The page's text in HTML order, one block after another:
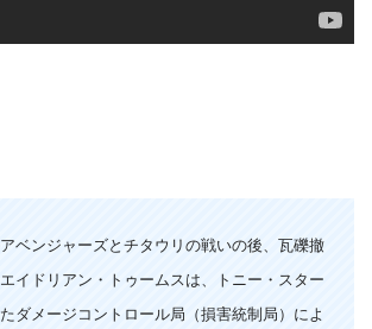
ベンジャーズとチタウリの戦いの後、瓦礫撤
イドリアン・トゥームスは、トニー・スター
ダメージコントロール局（損害統制局）によ